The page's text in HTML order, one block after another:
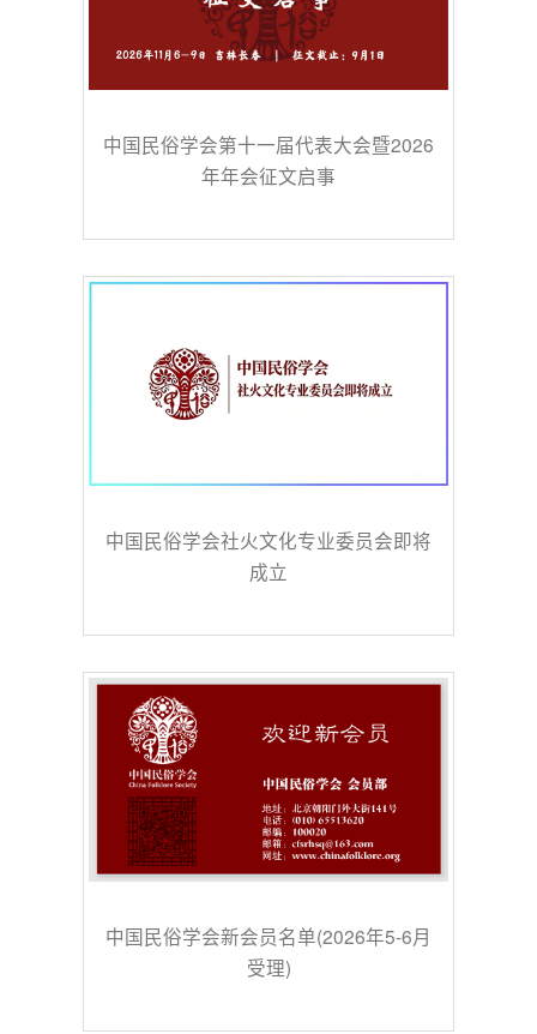
中国民俗学会第十一届代表大会暨2026
年年会征文启事
中国民俗学会社火文化专业委员会即将
成立
中国民俗学会新会员名单(2026年5-6月
受理)